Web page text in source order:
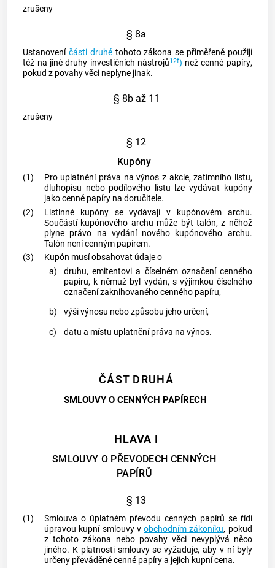
zrušeny
§ 8a
Ustanoveníčásti druhétohoto zákona se přiměřeně použijí
též na jiné druhy investičních nástrojů12f) nežcenné papíry,
pokud z povahy věci neplyne jinak.
§ 8b až 11
zrušeny
§ 12
Kupóny
(1) Pro uplatnění práva na výnos z akcie, zatímního listu,
dluhopisu nebo podílového listu lze vydávat kupóny
jakocenné papíryna doručitele.
(2)
Listinné kupóny se vydávají v kupónovém archu.
Součástí kupónového archu může být talón, z něhož
plyne právo na vydání nového kupónového archu.
Talón nenícenným papírem.
(3)
Kupón musí obsahovat údaje o
a)
druhu, emitentovi a číselném označení cenného
papíru, k němuž byl vydán, s výjimkou číselného
označení zaknihovanéhocenného papíru,
b)
výši výnosu nebo způsobu jeho určení,
c)
datu a místu uplatnění práva na výnos.
ČÁST DRUHÁ
SMLOUVY O CENNÝCH PAPÍRECH
HLAVA I
SMLOUVY O PŘEVODECH CENNÝCH
PAPÍRŮ
§ 13
(1) Smlouva o úplatném převodu cenných papírů se řídí
úpravou kupní smlouvy vobchodním zákoníku, pokud
z tohoto zákona nebo povahy věci nevyplývá něco
jiného. K platnosti smlouvy se vyžaduje, aby v ní byly
určeny převáděnécenné papírya jejich kupní cena.